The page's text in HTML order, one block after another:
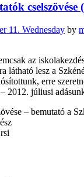
cselszövése
11. Wednesday by
az
látható lesz a
erre
2012. júliusi
– bemutató a